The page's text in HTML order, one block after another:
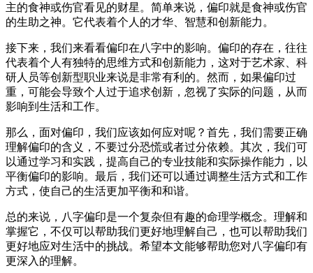
主的食神或伤官看见的财星。简单来说，偏印就是食神或伤官
的生助之神。它代表着个人的才华、智慧和创新能力。
接下来，我们来看看偏印在八字中的影响。偏印的存在，往往
代表着个人有独特的思维方式和创新能力，这对于艺术家、科
研人员等创新型职业来说是非常有利的。然而，如果偏印过
重，可能会导致个人过于追求创新，忽视了实际的问题，从而
影响到生活和工作。
那么，面对偏印，我们应该如何应对呢？首先，我们需要正确
理解偏印的含义，不要过分恐慌或者过分依赖。其次，我们可
以通过学习和实践，提高自己的专业技能和实际操作能力，以
平衡偏印的影响。最后，我们还可以通过调整生活方式和工作
方式，使自己的生活更加平衡和和谐。
总的来说，八字偏印是一个复杂但有趣的命理学概念。理解和
掌握它，不仅可以帮助我们更好地理解自己，也可以帮助我们
更好地应对生活中的挑战。希望本文能够帮助您对八字偏印有
更深入的理解。